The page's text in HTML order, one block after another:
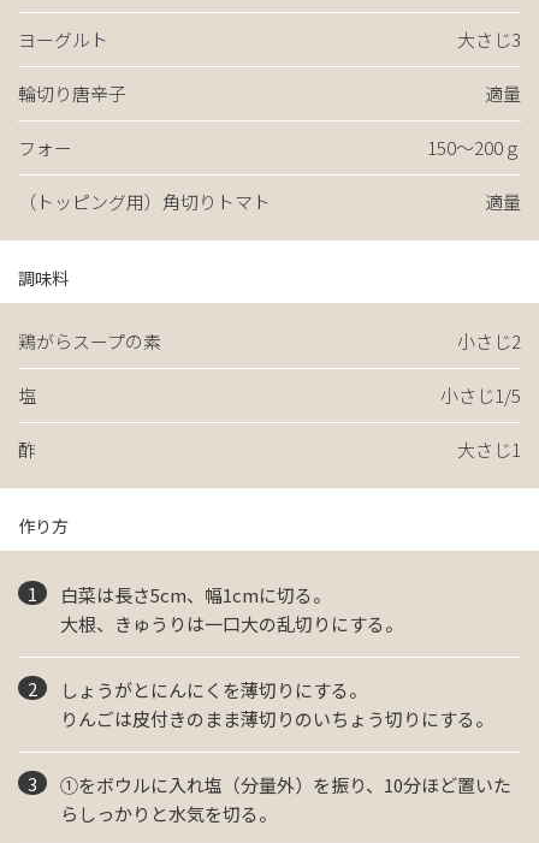
ヨーグルト 大さじ3
輪切り唐辛子 適量
フォー 150～200ｇ
（トッピング用）角切りトマト 適量
調味料
鶏がらスープの素 小さじ2
塩 小さじ1/5
酢 大さじ1
作り方
白菜は長さ5cm、幅1cmに切る。
大根、きゅうりは一口大の乱切りにする。
しょうがとにんにくを薄切りにする。
りんごは皮付きのまま薄切りのいちょう切りにする。
①をボウルに入れ塩（分量外）を振り、10分ほど置いた
らしっかりと水気を切る。